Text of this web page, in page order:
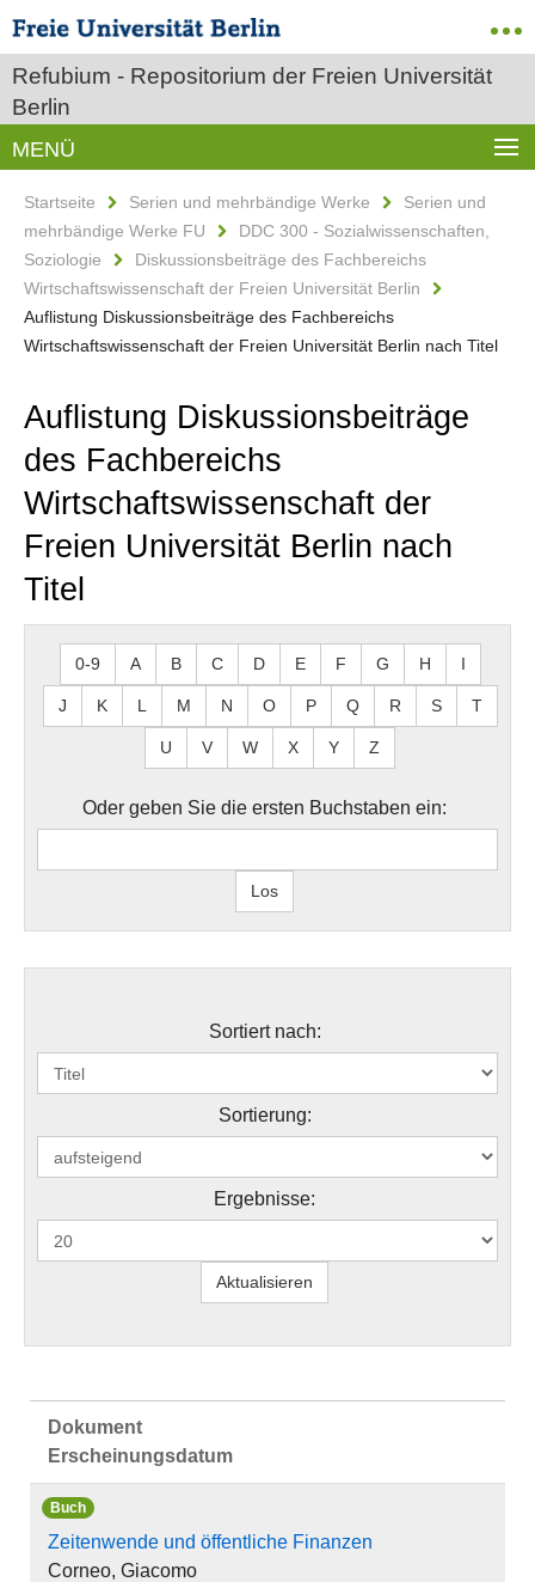
Refubium - Repositorium der Freien Universität
Berlin
MENÜ
Startseite Serien und mehrbändige Werke
Serien und
mehrbändige Werke FU
DDC 300 - Sozialwissenschaften,
Soziologie
Diskussionsbeiträge des Fachbereichs
Wirtschaftswissenschaft der Freien Universität Berlin
Auflistung Diskussionsbeiträge des Fachbereichs
Wirtschaftswissenschaft der Freien Universität Berlin nach Titel
Auflistung Diskussionsbeiträge
des Fachbereichs
Wirtschaftswissenschaft der
Freien Universität Berlin nach
Titel
0-9 A B C D E F G H I
J K L M N O P Q R S T
U V W X Y Z
Oder geben Sie die ersten Buchstaben ein:
Sortiert nach:
Sortierung:
Ergebnisse:
Dokument
Erscheinungsdatum
Buch
Zeitenwende und öffentliche Finanzen
Corneo, Giacomo